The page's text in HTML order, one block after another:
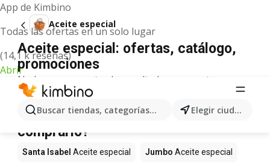
App de Kimbino
Todas las ofertas en un solo lugar
(14,1 k reseñas)
Abrir
Buscar tiendas, categorías, productos... Elegir ciudad
Aceite especial
Aceite especial: ofertas, catálogo,
promociones
No hemos encontrado resultados para este
término.
Aceite especial en oferta - ¿Dónde
comprarlo?
Santa Isabel Aceite especial Jumbo Aceite especial